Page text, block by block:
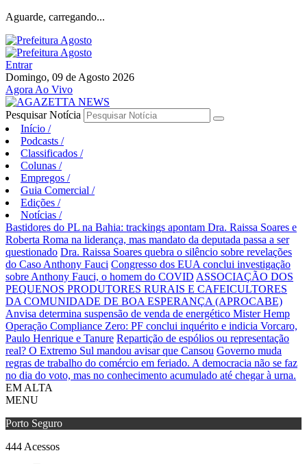
Aguarde, carregando...
Entrar
Domingo, 09 de Agosto 2026
Agora Ao Vivo
Pesquisar Notícia
Início /
Podcasts /
Classificados /
Colunas /
Empregos /
Guia Comercial /
Edições /
Notícias /
Bastidores do PL na Bahia: trackings apontam Dra. Raissa Soares e
Roberta Roma na liderança, mas mandato da deputada passa a ser
questionado Dra. Raissa Soares quebra o silêncio sobre revelações
do Caso Anthony Fauci Congresso dos EUA conclui investigação
sobre Anthony Fauci, o homem do COVID ASSOCIAÇÃO DOS
PEQUENOS PRODUTORES RURAIS E CAFEICULTORES
DA COMUNIDADE DE BOA ESPERANÇA (APROCABE)
Anvisa determina suspensão de venda de energético Mister Hemp
Operação Compliance Zero: PF conclui inquérito e indicia Vorcaro,
Paulo Henrique e Tanure Repartição de espólios ou representação
real? O Extremo Sul mandou avisar que Cansou Governo muda
regras de trabalho do comércio em feriado. A democracia não se faz
no dia do voto, mas no conhecimento acumulado até chegar à urna.
EM ALTA
MENU
Porto Seguro
444 Acessos